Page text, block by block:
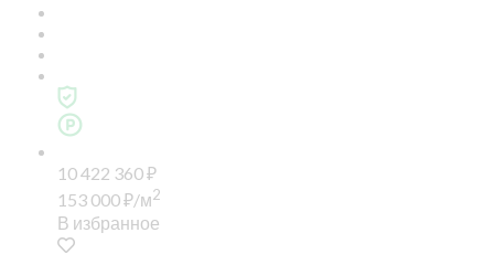
10 422 360₽
153 000₽/м2
В избранное